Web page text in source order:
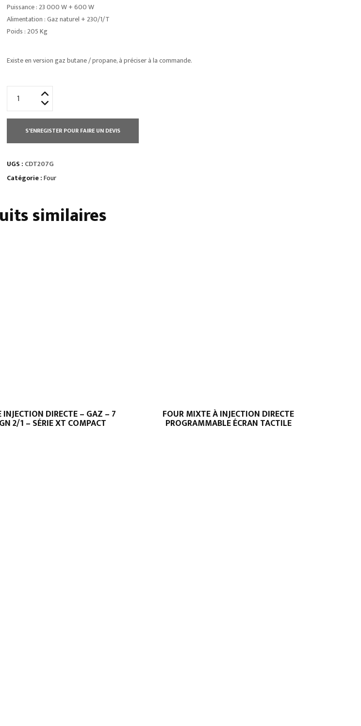
Puissance : 23 000 W + 600 W
Alimentation : Gaz naturel + 230/1/T
Poids : 205 Kg
Existe en version gaz butane / propane, à préciser à la commande.
FOUR
MIXTE
À
DIRECTE
-
ÉCRAN
S'ENREGISTER POUR FAIRE UN DEVIS
UGS : CDT207G
Catégorie :Four
similaires
DIRECTE – GAZ – 7
2/1 – SÉRIE XT COMPACT
FOUR MIXTE À INJECTION DIRECTE
PROGRAMMABLE ÉCRAN TACTILE